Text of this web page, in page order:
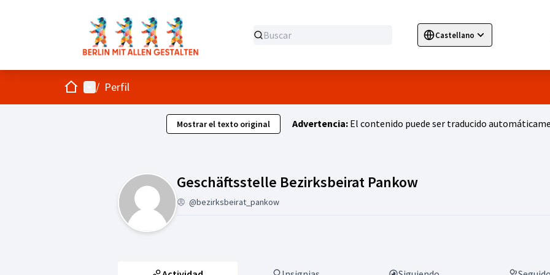
Castellano
Sprache wählenChoose language
InicioMenú principal
/ Perfil
Mostrar el texto original Advertencia:El contenido puede ser traducido
Geschäftsstelle Bezirksbeirat PankowActividad
@bezirksbeirat_pankow